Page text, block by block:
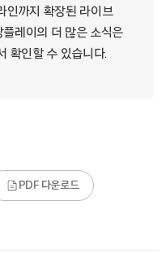
인까지 확장된 라이브
레이의 더 많은 소식은
확인할 수 있습니다.
PDF 다운로드